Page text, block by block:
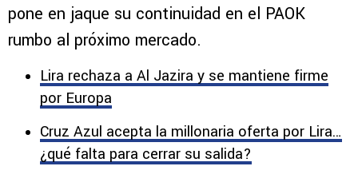
pone en jaque su continuidad en el PAOK
rumbo al próximo mercado.
Lira rechaza a Al Jazira y se mantiene firme
por Europa
Cruz Azul acepta la millonaria oferta por Lira…
¿qué falta para cerrar su salida?